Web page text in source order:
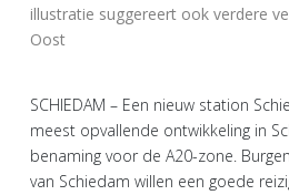
illustratie suggereert ook verdere
Oost
SCHIEDAM – Een nieuw station
meest opvallende ontwikkeling in
benaming voor de A20-zone.
van Schiedam willen een goede